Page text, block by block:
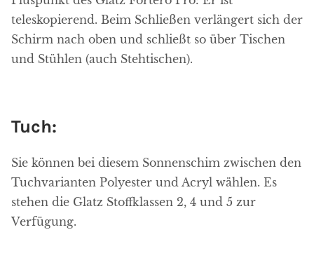
teleskopierend. Beim Schließen verlängert sich der
Schirm nach oben und schließt so über Tischen
und Stühlen (auch Stehtischen).
Tuch:
Sie können bei diesem Sonnenschim zwischen den
Tuchvarianten Polyester und Acryl wählen. Es
stehen die Glatz Stoffklassen 2, 4 und 5 zur
Verfügung.